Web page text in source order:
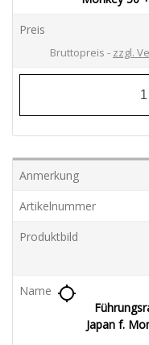
Bruttopreis zzgl.
Japan f.
location_searching